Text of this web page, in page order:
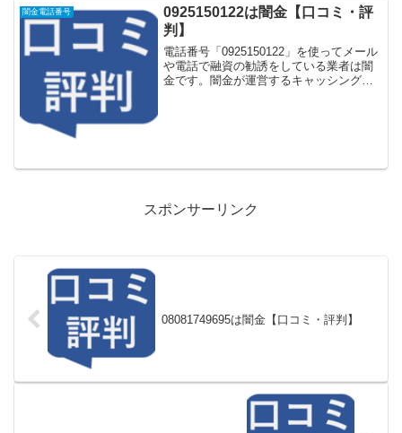
闇金電話番号
0925150122は闇金【口コミ・評
判】
電話番号「0925150122」を使ってメール
や電話で融資の勧誘をしている業者は闇
金です。闇金が運営するキャッシング一
スポンサーリンク
08081749695は闇金【口コミ・評判】